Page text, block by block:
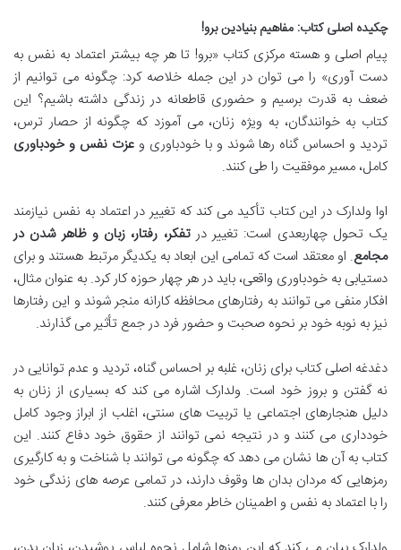
چکیده اصلی کتاب: مفاهیم بنیادین برو!
پیام اصلی و هسته مرکزی کتاب «برو! تا هر چه بیشتر اعتماد به نفس به
دست آوری» را می توان در این جمله خلاصه کرد: چگونه می توانیم از
ضعف به قدرت برسیم و حضوری قاطعانه در زندگی داشته باشیم؟ این
کتاب به خوانندگان، به ویژه زنان، می آموزد که چگونه از حصار ترس،
تردید و احساس گناه رها شوند و با خودباوری و عزت نفس و خودباوری
کامل، مسیر موفقیت را طی کنند.
اوا ولدارک در این کتاب تأکید می کند که تغییر در اعتماد به نفس نیازمند
یک تحول چهاربعدی است: تغییر درتفکر، رفتار، زبان و ظاهر شدن در
مجامع. او معتقد است که تمامی این ابعاد به یکدیگر مرتبط هستند و برای
دستیابی به خودباوری واقعی، باید در هر چهار حوزه کار کرد. به عنوان مثال،
افکار منفی می توانند به رفتارهای محافظه کارانه منجر شوند و این رفتارها
نیز به نوبه خود بر نحوه صحبت و حضور فرد در جمع تأثیر می گذارند.
دغدغه اصلی کتاب برای زنان، غلبه بر احساس گناه، تردید و عدم توانایی در
نه گفتن و بروز خود است. ولدارک اشاره می کند که بسیاری از زنان به
دلیل هنجارهای اجتماعی یا تربیت های سنتی، اغلب از ابراز وجود کامل
خودداری می کنند و در نتیجه نمی توانند از حقوق خود دفاع کنند. این
کتاب به آن ها نشان می دهد که چگونه می توانند با شناخت و به کارگیری
رمزهایی که مردان بدان ها وقوف دارند، در تمامی عرصه های زندگی خود
را با اعتماد به نفس و اطمینان خاطر معرفی کنند.